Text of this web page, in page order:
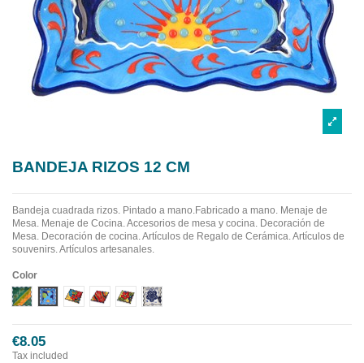
BANDEJA RIZOS 12 CM
Bandeja cuadrada rizos. Pintado a mano.Fabricado a mano. Menaje de
Mesa. Menaje de Cocina. Accesorios de mesa y cocina. Decoración de
Mesa. Decoración de cocina. Artículos de Regalo de Cerámica. Artículos de
souvenirs. Artículos artesanales.
Color
Diseño 1Diseño 2Diseño 3Diseño 4Diseño 5Diseño 6
€8.05
Tax included